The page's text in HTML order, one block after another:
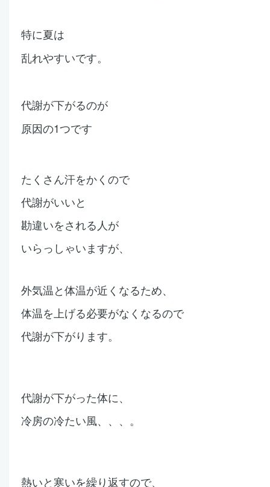
特に夏は
乱れやすいです。
代謝が下がるのが
原因の1つです
たくさん汗をかくので
代謝がいいと
勘違いをされる人が
いらっしゃいますが、
外気温と体温が近くなるため、
体温を上げる必要がなくなるので
代謝が下がります。
代謝が下がった体に、
冷房の冷たい風、、、。
熱いと寒いを繰り返すので、